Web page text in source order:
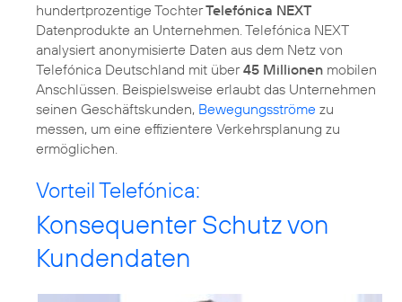
hundertprozentige TochterTelefónica NEXT
Datenprodukte an Unternehmen. Telefónica NEXT
analysiert anonymisierte Daten aus dem Netz von
Telefónica Deutschland mit über45 Millionen mobilen
Anschlüssen. Beispielsweise erlaubt das Unternehmen
seinen Geschäftskunden, Bewegungsströme zu
messen, um eine effizientere Verkehrsplanung zu
ermöglichen.
Vorteil Telefónica:
Konsequenter Schutz von
Kundendaten